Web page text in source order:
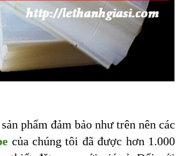
phẩm đảm bảo như trên nên các
của chúng tôi đã được hơn 1.000